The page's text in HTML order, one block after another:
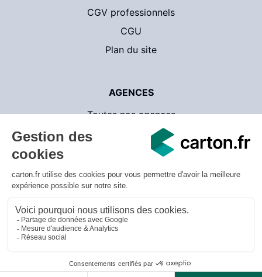
CGV professionnels
CGU
Plan du site
AGENCES
Toutes nos agences
CartonsDeDemenagement.com
Mentions légales